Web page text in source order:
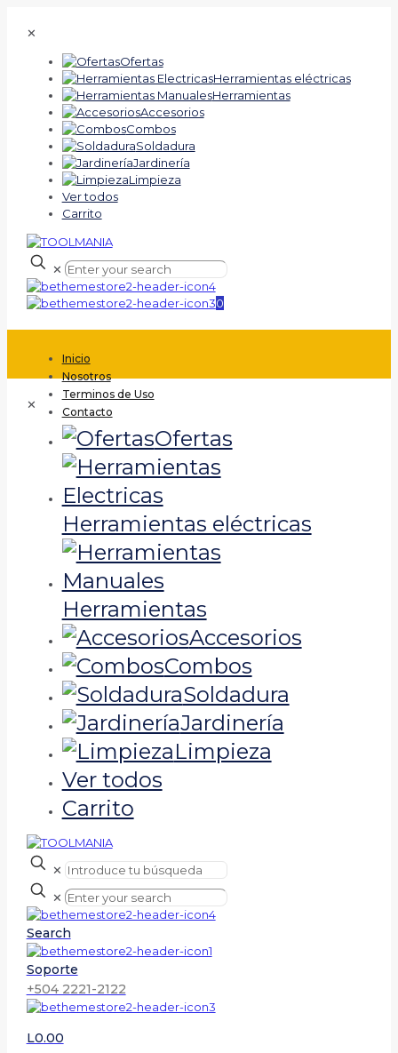
✕
Ofertas
Herramientas eléctricas
Herramientas
Accesorios
Combos
Soldadura
Jardinería
Limpieza
Ver todos
Carrito
✕
0
Inicio
Nosotros
Terminos de Uso
Contacto
✕
Ofertas
Herramientas eléctricas
Herramientas
Accesorios
Combos
Soldadura
Jardinería
Limpieza
Ver todos
Carrito
✕
✕
Search
Soporte
+504 2221-2122
L0.00